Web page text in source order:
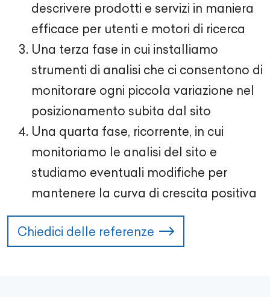
descrivere prodotti e servizi in maniera
efficace per utenti e motori di ricerca
Una terza fase in cui installiamo
strumenti di analisi che ci consentono di
monitorare ogni piccola variazione nel
posizionamento subita dal sito
Una quarta fase, ricorrente, in cui
monitoriamo le analisi del sito e
studiamo eventuali modifiche per
mantenere la curva di crescita positiva
Chiedici delle referenze